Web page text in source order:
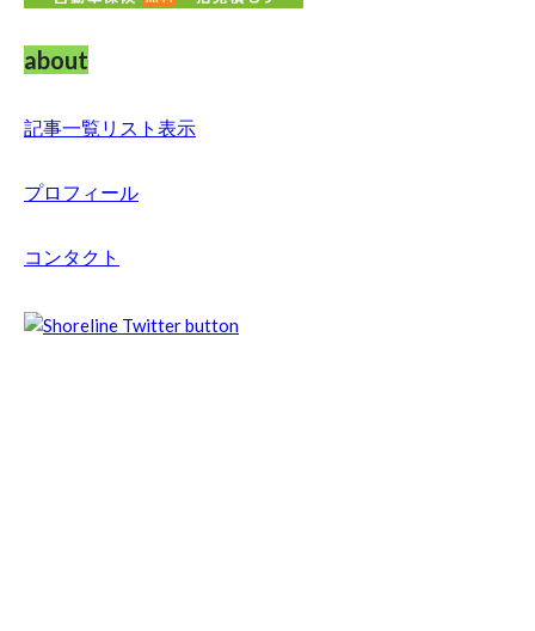
about
記事一覧リスト表示
プロフィール
コンタクト